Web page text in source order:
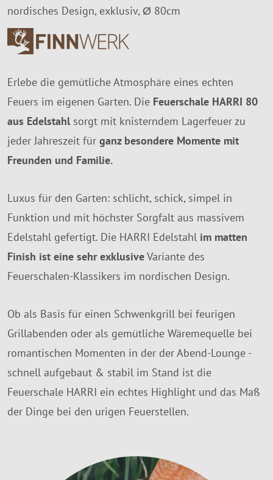
nordisches Design, exklusiv, Ø 80cm
Erlebe die gemütliche Atmosphäre eines echten
Feuers im eigenen Garten. Die Feuerschale HARRI 80
aus Edelstahlsorgt mit knisterndem Lagerfeuer zu
jeder Jahreszeit für ganz besondere Momente mit
Freunden und Familie.
Luxus für den Garten: schlicht, schick, simpel in
Funktion und mit höchster Sorgfalt aus massivem
Edelstahl gefertigt. Die HARRI Edelstahl im matten
Finish ist eine sehr exklusiveVariante des
Feuerschalen-Klassikers im nordischen Design.
Ob als Basis für einen Schwenkgrill bei feurigen
Grillabenden oder als gemütliche Wäremequelle bei
romantischen Momenten in der der Abend-Lounge -
schnell aufgebaut & stabil im Stand ist die
Feuerschale HARRI ein echtes Highlight und das Maß
der Dinge bei den urigen Feuerstellen.